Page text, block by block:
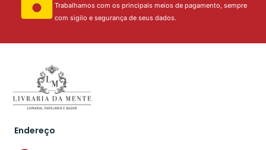
Trabalhamos com os principais meios de pagamento, sempre
com sigilo e segurança de seus dados.
Endereço